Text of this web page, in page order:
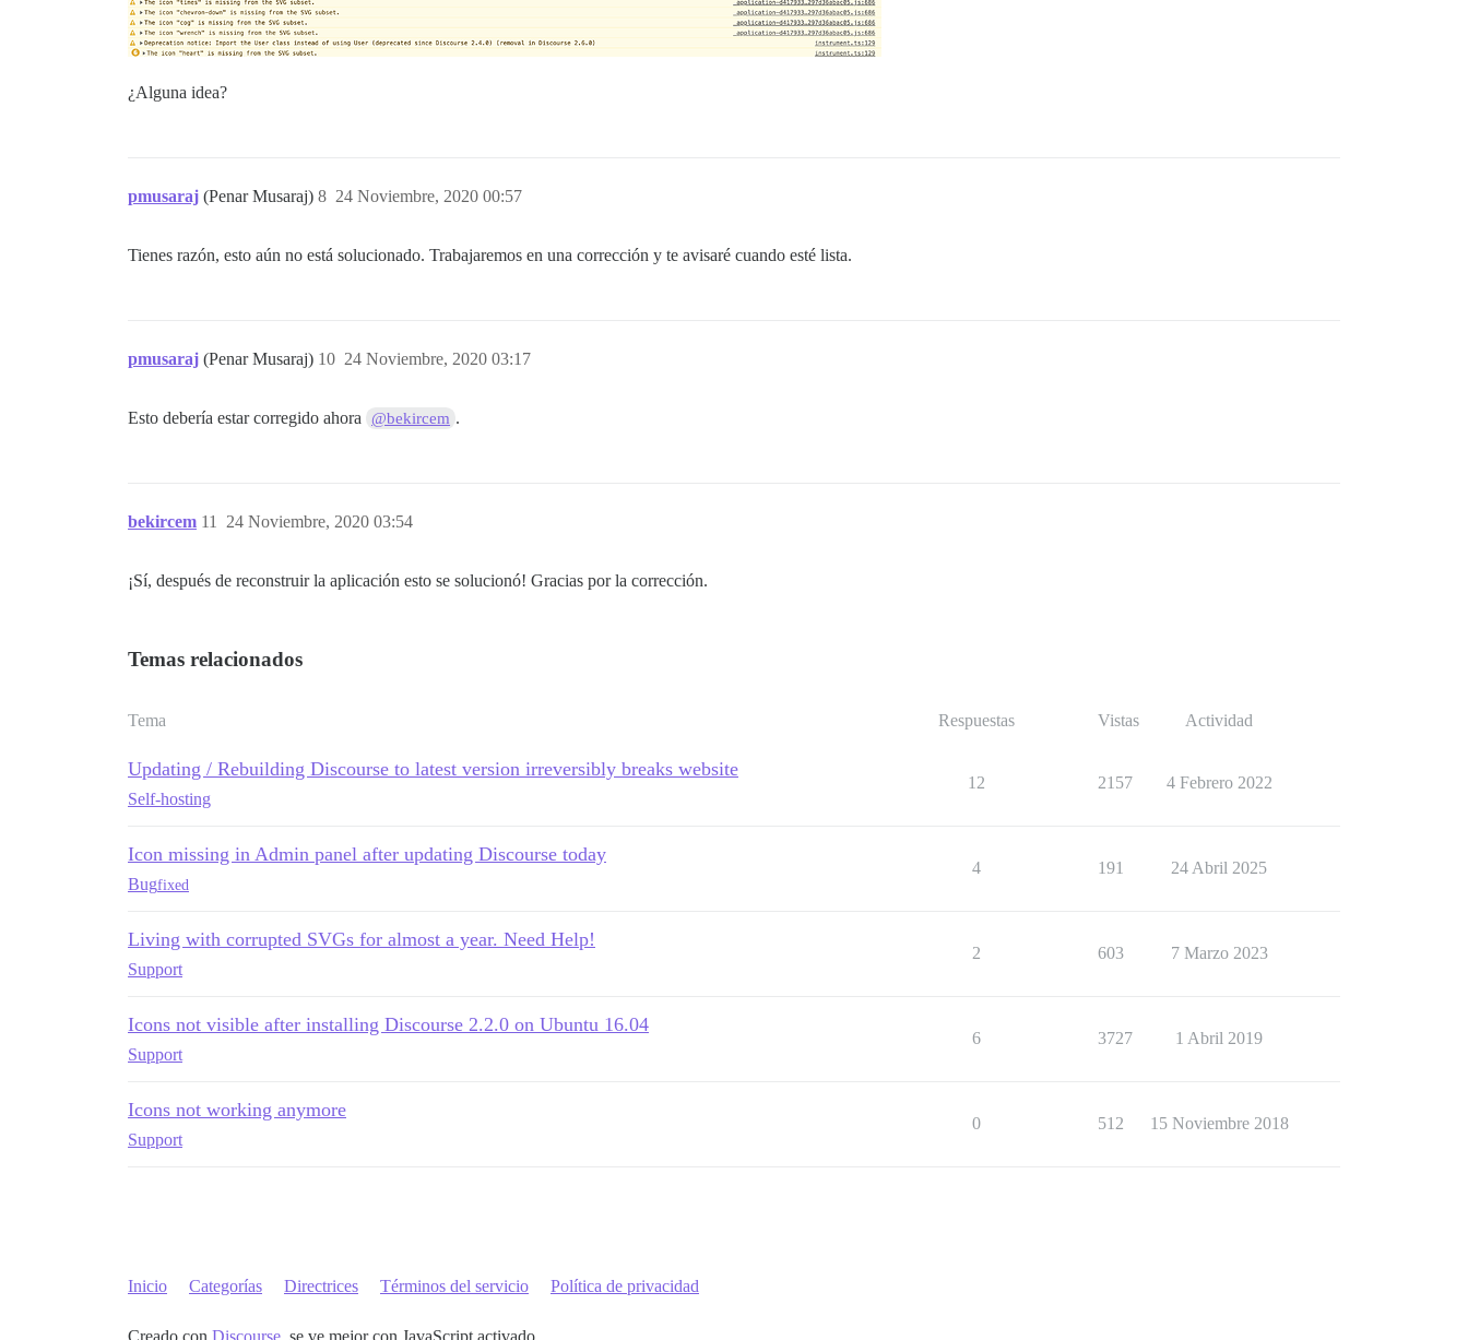
¿Alguna idea?
pmusaraj (Penar Musaraj) 24 Noviembre, 2020 00:57
8
Tienes razón, esto aún no está solucionado. Trabajaremos en una corrección y te avisaré cuando esté lista.
pmusaraj (Penar Musaraj) 24 Noviembre, 2020 03:17
10
Esto debería estar corregido ahora @bekircem .
bekircem 24 Noviembre, 2020 03:54
11
¡Sí, después de reconstruir la aplicación esto se solucionó! Gracias por la corrección.
Temas relacionados
Tema Respuestas Vistas Actividad
Updating / Rebuilding Discourse to latest version irreversibly breaks website
Self-hosting
12 2157 4 Febrero 2022
Icon missing in Admin panel after updating Discourse today
Bugfixed
4 191 24 Abril 2025
Living with corrupted SVGs for almost a year. Need Help!
Support
2 603 7 Marzo 2023
Icons not visible after installing Discourse 2.2.0 on Ubuntu 16.04
Support
6 3727 1 Abril 2019
Icons not working anymore
Support
0 512 15 Noviembre 2018
Inicio Categorías Directrices Términos del servicio Política de privacidad
Creado con Discourse , se ve mejor con JavaScript activado